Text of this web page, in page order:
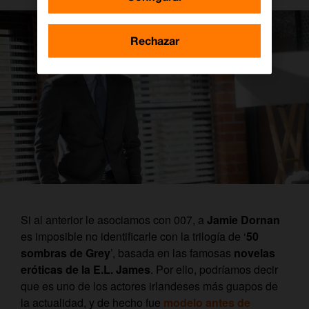
Si al anterior le asociamos con 007, a Jamie Dornan
es imposible no identificarle con la trilogía de ‘50
sombras de Grey’, basada en las famosas novelas
eróticas de la E.L. James. Por ello, podríamos decir
que es uno de los actores irlandeses más guapos de
la actualidad, y de hecho fue modelo antes de
Rechazar